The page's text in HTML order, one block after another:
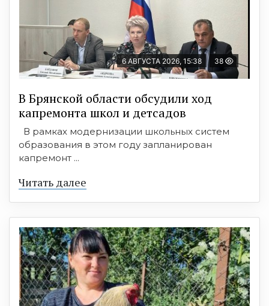
6 АВГУСТА 2026, 15:38 38
В Брянской области обсудили ход
капремонта школ и детсадов
В рамках модернизации школьных систем
образования в этом году запланирован
капремонт ...
Читать далее